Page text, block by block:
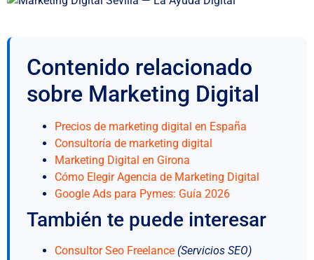
Contenido relacionado
sobre Marketing Digital
Precios de marketing digital en España
Consultoría de marketing digital
Marketing Digital en Girona
Cómo Elegir Agencia de Marketing Digital
Google Ads para Pymes: Guía 2026
También te puede interesar
Consultor Seo Freelance (Servicios SEO)